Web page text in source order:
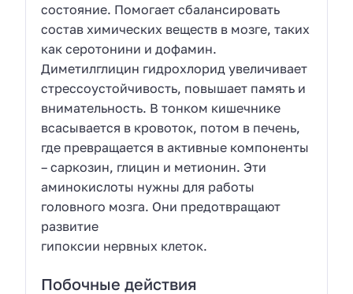
состояние. Помогает сбалансировать
состав химических веществ в мозге, таких
как серотонини и дофамин.
Диметилглицин гидрохлорид увеличивает
стрессоустойчивость, повышает память и
внимательность. В тонком кишечнике
всасывается в кровоток, потом в печень,
где превращается в активные компоненты
– саркозин, глицин и метионин. Эти
аминокислоты нужны для работы
головного мозга. Они предотвращают
развитие
гипоксии нервных клеток.
Побочные действия